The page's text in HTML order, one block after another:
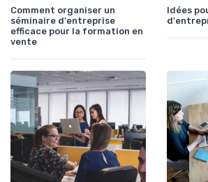
Comment organiser un
séminaire d'entreprise
efficace pour la formation en
vente
Idées